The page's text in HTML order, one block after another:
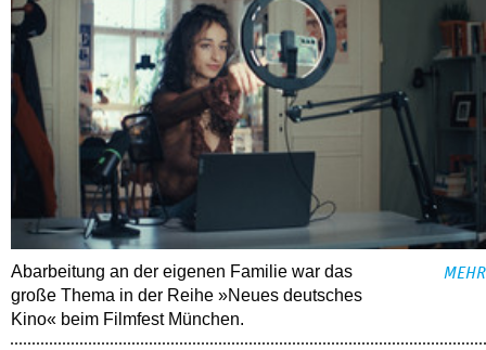
Abarbeitung an der eigenen Familie war das
große Thema in der Reihe »Neues deutsches
Kino« beim Filmfest München.
MEHR